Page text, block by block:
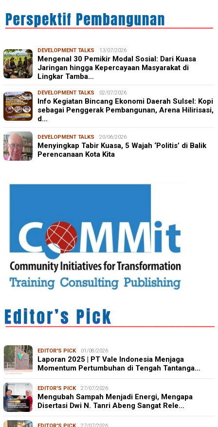
DEVELOPMENT TALKS 13/07/2026
Mengenal 30 Pemikir Modal Sosial: Dari Kuasa
Jaringan hingga Kepercayaan Masyarakat di
Lingkar Tamba…
DEVELOPMENT TALKS 02/07/2026
Info Kegiatan Bincang Ekonomi Daerah Sulsel: Kopi
sebagai Penggerak Pembangunan, Arena Hilirisasi,
d…
DEVELOPMENT TALKS 20/06/2026
Menyingkap Tabir Kuasa, 5 Wajah ‘Politis’ di Balik
Perencanaan Kota Kita
EDITOR'S PICK 01/08/2026
Laporan 2025 | PT Vale Indonesia Menjaga
Momentum Pertumbuhan di Tengah Tantanga…
EDITOR'S PICK 27/07/2026
Mengubah Sampah Menjadi Energi, Mengapa
Disertasi Dwi N. Tanri Abeng Sangat Rele…